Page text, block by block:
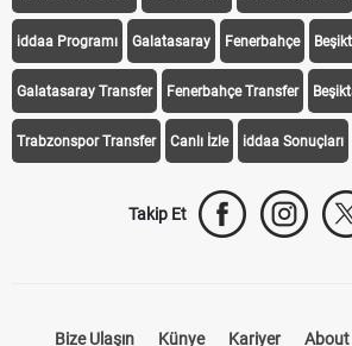
Galatasaray Transfer Fenerbahçe Transfer
Trabzonspor Transfer Canlı İzle iddaa Sonuçları
Takip Et